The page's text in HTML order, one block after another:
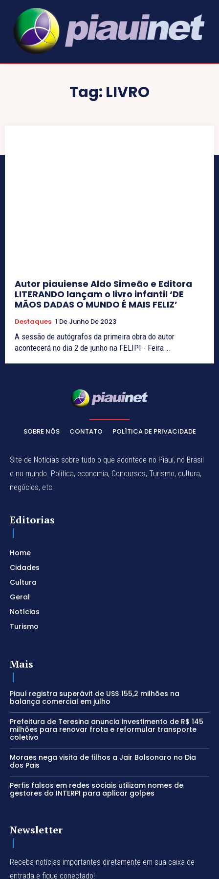
Tag: LIVRO
Autor piauiense Aldo Simeão e Editora
LITERANDO lançam o livro infantil ‘DE
MÃOS DADAS O MUNDO É MAIS FELIZ’
Destaques 1 De Junho De 2023
A sessão de autógrafos da primeira obra do autor
acontecerá no dia 2 de junho na FELIPI - Feira...
SOBRE NÓS CONTATO POLÍTICA DE PRIVACIDADE
Site de Notícias sobre tudo o que acontece no Piauí, no Brasil
e no mundo. Política, economia, Concursos, Turismo, cultura,
negócios, etc
Editorias
Home
Cidades
Cultura
Geral
Notícias
Turismo
Mais
Piauí registra superávit de US$ 155,2 milhões na
balança comercial em julho
Prefeitura de Teresina anuncia investimento de R$ 145
milhões para renovar frota e reformular transporte
coletivo
Moraes nega visita de filhos a Jair Bolsonaro no Dia
dos Pais
Perfis falsos em redes sociais utilizam nomes de
gestores do INTERPI para aplicar golpes
Newsletter
Receba notícias importantes diretamente em sua caixa de
entrada e fique conectado!